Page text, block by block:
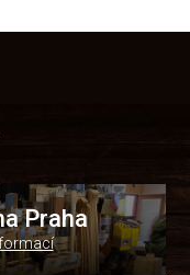
Praha